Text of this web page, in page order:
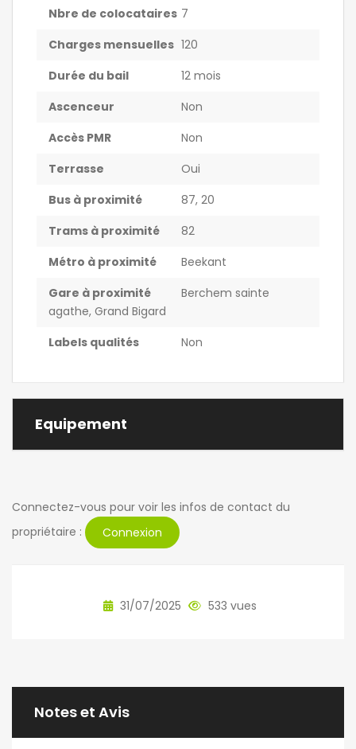
Nbre de colocataires 7
Charges mensuelles 120
Durée du bail
12 mois
Ascenceur
Non
Accès PMR
Non
Terrasse
Oui
Bus à proximité
87, 20
Trams à proximité
82
Métro à proximité
Beekant
Gare à proximité
Berchem sainte
agathe, Grand Bigard
Labels qualités
Non
Equipement
Connectez-vous pour voir les infos de contact du
propriétaire :
Connexion
31/07/2025 533 vues
Notes et Avis